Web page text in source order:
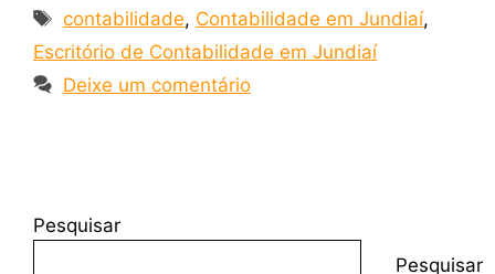
contabilidade, Contabilidade em Jundiaí,
Escritório de Contabilidade em Jundiaí
Deixe um comentário
Pesquisar
Pesquisar